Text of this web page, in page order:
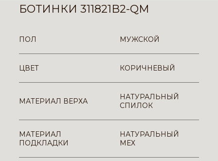
БОТИНКИ 311821B2-QM
ПОЛ МУЖСКОЙ
ЦВЕТ КОРИЧНЕВЫЙ
МАТЕРИАЛ ВЕРХА
НАТУРАЛЬНЫЙ
СПИЛОК
МАТЕРИАЛ
ПОДКЛАДКИ
НАТУРАЛЬНЫЙ
МЕХ